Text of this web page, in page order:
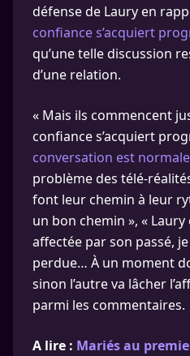
défense de Laury en
confiance s’acquiert
qu’une telle discussion
d’une relation.
« Mais ils commencent
confiance s’acquiert
conversation est normale
problème des télé-
font leur chemin à leur
un bon chemin », «
affectée par son passé,
perdue… À un moment
sinon l’autre va lâcher
parmi les commentaires.
A lire : Mariés au